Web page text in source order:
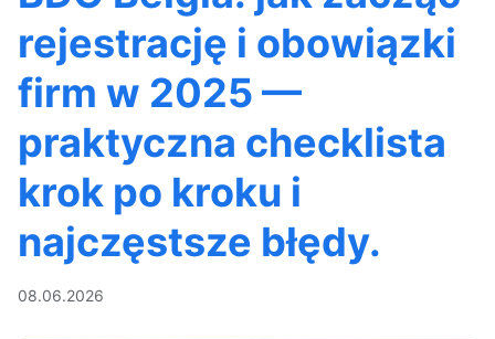
rejestrację i obowiązki
firm w 2025 —
praktyczna checklista
krok po kroku i
najczęstsze błędy.
08.06.2026